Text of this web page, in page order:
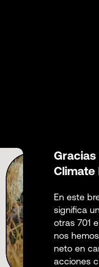
Climate
En este
significa
otras 701
nos
neto en
acciones